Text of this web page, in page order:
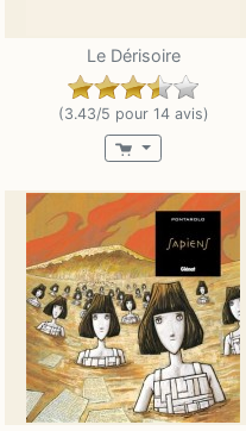
Le Dérisoire
(3.43/5 pour 14 avis)